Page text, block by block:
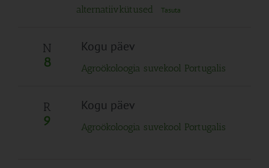
alternatiivkütused
Tasuta
N
8
Kogu päev
Agroökoloogia suvekool Portugalis
R
9
Kogu päev
Agroökoloogia suvekool Portugalis